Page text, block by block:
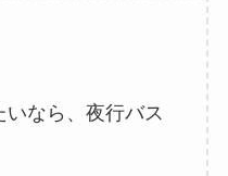
いなら、夜行バス